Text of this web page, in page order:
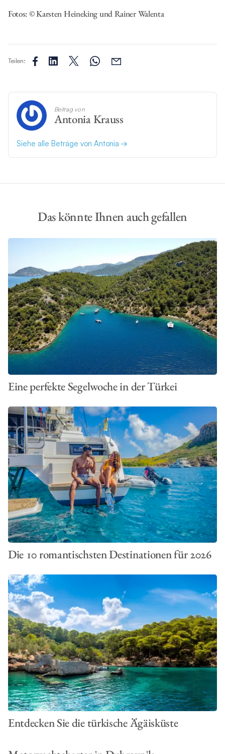
Fotos:©Karsten Heineking und Rainer Walenta
Teilen:
Beitrag von
Antonia Krauss
Siehe alle Beträge von Antonia
Das könnte Ihnen auch gefallen
Eine perfekte Segelwoche in der Türkei
Die 10 romantischsten Destinationen für 2026
Entdecken Sie die türkische Ägäisküste